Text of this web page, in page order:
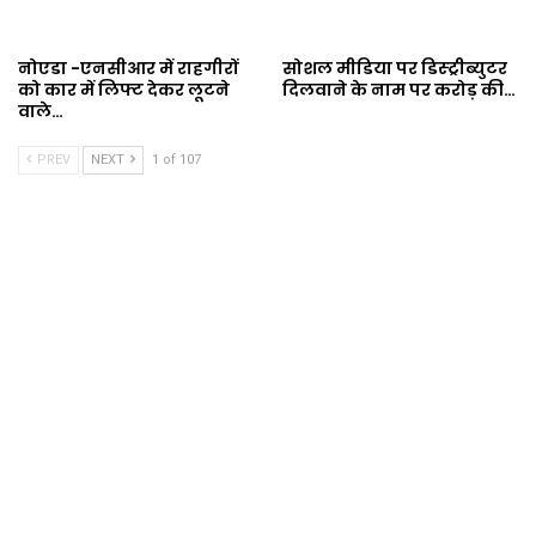
नोएडा -एनसीआर में राहगीरों
को कार में लिफ्ट देकर लूटने
वाले…
सोशल मीडिया पर डिस्ट्रीब्युटर
दिलवाने के नाम पर करोड़ की…
PREV NEXT 1 of 107